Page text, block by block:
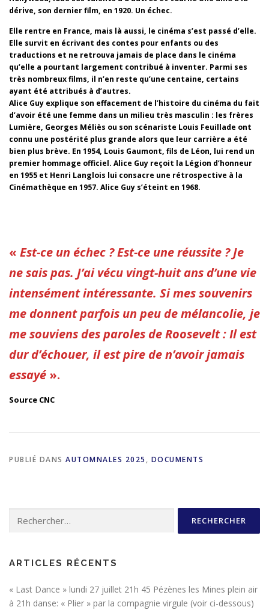
dérive, son dernier film, en 1920. Un échec.
Elle rentre en France, mais là aussi, le cinéma s’est passé d’elle.
Elle survit en écrivant des contes pour enfants ou des
traductions et ne retrouva jamais de place dans le cinéma
qu’elle a pourtant largement contribué à inventer. Parmi ses
très nombreux films, il n’en reste qu’une centaine, certains
ayant été attribués à d’autres.
Alice Guy explique son effacement de l’histoire du cinéma du fait
d’avoir été une femme dans un milieu très masculin : les frères
Lumière, Georges Méliès ou son scénariste Louis Feuillade ont
connu une postérité plus grande alors que leur carrière a été
bien plus brève. En 1954, Louis Gaumont, fils de Léon, lui rend un
premier hommage officiel. Alice Guy reçoit la Légion d’honneur
en 1955 et Henri Langlois lui consacre une rétrospective à la
Cinémathèque en 1957. Alice Guy s’éteint en 1968.
« Est-ce un échec ? Est-ce une réussite ? Je
ne sais pas. J’ai vécu vingt-huit ans d’une vie
intensément intéressante. Si mes souvenirs
me donnent parfois un peu de mélancolie, je
me souviens des paroles de Roosevelt : Il est
dur d’échouer, il est pire de n’avoir jamais
essayé ».
Source CNC
PUBLIÉ DANS AUTOMNALES 2025 , DOCUMENTS
ARTICLES RÉCENTS
« Last Dance » lundi 27 juillet 21h 45 Pézènes les Mines plein air
à 21h danse: « Plier » par la compagnie virgule (voir ci-dessous)